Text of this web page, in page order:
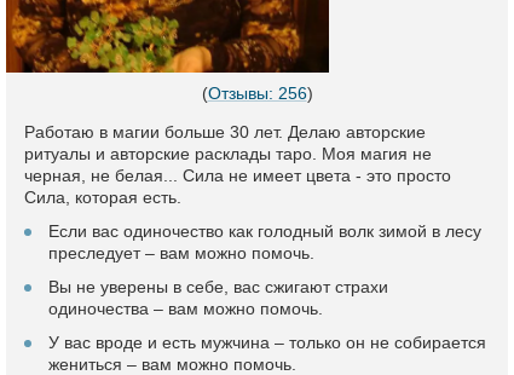
(Отзывы: 256)
Работаю в магии больше 30 лет. Делаю авторские
ритуалы и авторские расклады таро. Моя магия не
черная, не белая... Сила не имеет цвета - это просто
Сила, которая есть.
Если вас одиночество как голодный волк зимой в лесу
преследует – вам можно помочь.
Вы не уверены в себе, вас сжигают страхи
одиночества – вам можно помочь.
У вас вроде и есть мужчина – только он не собирается
жениться – вам можно помочь.